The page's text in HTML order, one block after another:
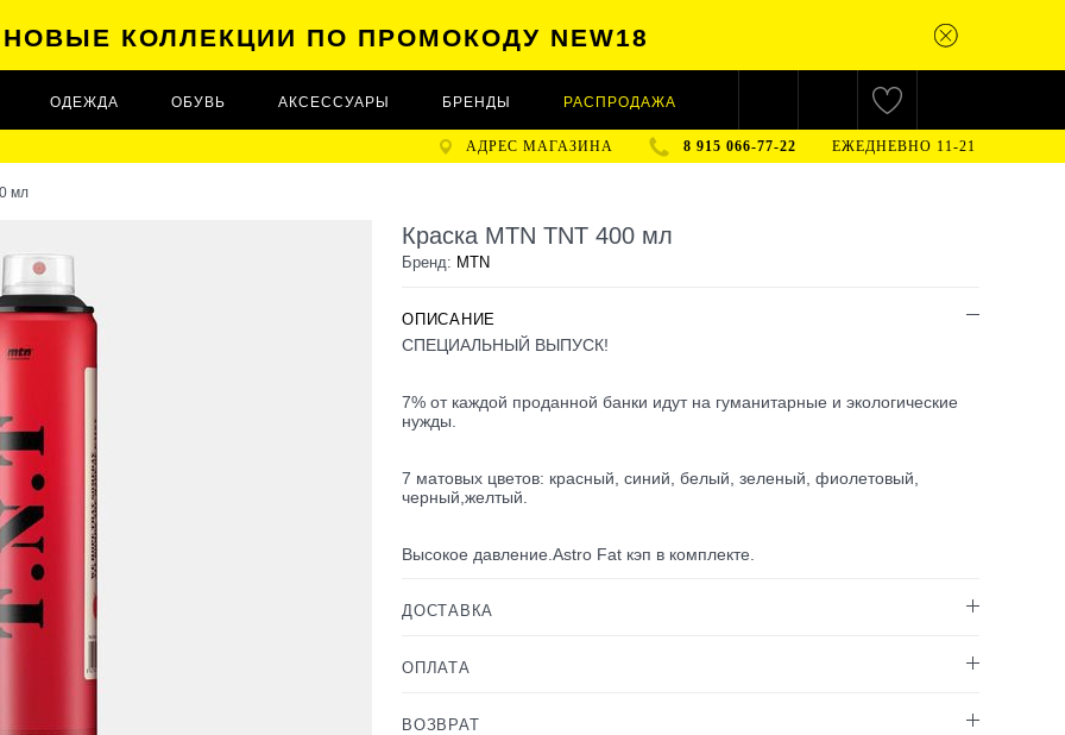
НОВЫЕ КОЛЛЕКЦИИ ПО ПРОМОКОДУ NEW18
АДРЕС МАГАЗИНА 8 915 066-77-22 ЕЖЕДНЕВНО 11-21
ОДЕЖДА ОБУВЬ АКСЕССУАРЫ БРЕНДЫ РАСПРОДАЖА
мл
Краска MTN TNT 400 мл
Бренд: MTN
ОПИСАНИЕ
СПЕЦИАЛЬНЫЙ ВЫПУСК!
7% от каждой проданной банки идут на гуманитарные и экологические
нужды.
7 матовых цветов: красный, синий, белый, зеленый, фиолетовый,
черный,желтый.
Высокое давление.Astro Fat кэп в комплекте.
ДОСТАВКА
ОПЛАТА
ВОЗВРАТ